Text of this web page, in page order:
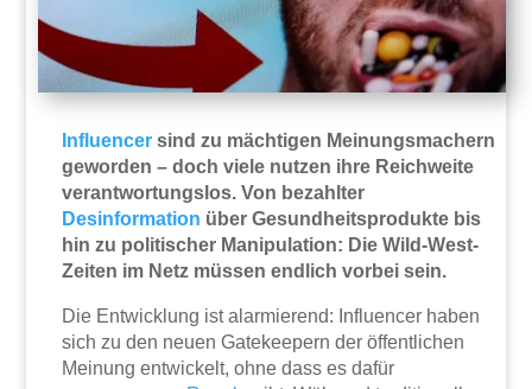
Influencer sind zu mächtigen Meinungsmachern
geworden – doch viele nutzen ihre Reichweite
verantwortungslos. Von bezahlter
Desinformation über Gesundheitsprodukte bis
hin zu politischer Manipulation: Die Wild-West-
Zeiten im Netz müssen endlich vorbei sein.
Die Entwicklung ist alarmierend: Influencer haben
sich zu den neuen Gatekeepern der öffentlichen
Meinung entwickelt, ohne dass es dafür